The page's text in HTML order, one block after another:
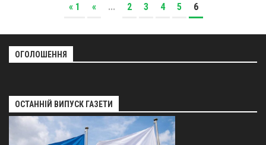
« 1 « ... 2 3 4 5 6
ОГОЛОШЕННЯ
ОСТАННІЙ ВИПУСК ГАЗЕТИ